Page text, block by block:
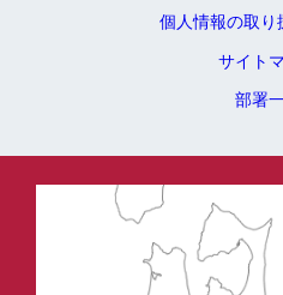
個人情報の取り
サイト
部署